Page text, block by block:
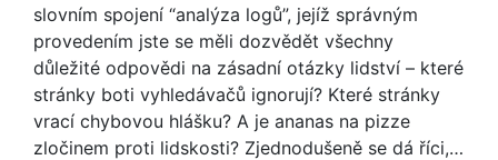
slovním spojení “analýza logů”, jejíž správným
provedením jste se měli dozvědět všechny
důležité odpovědi na zásadní otázky lidství – které
stránky boti vyhledávačů ignorují? Které stránky
vrací chybovou hlášku? A je ananas na pizze
zločinem proti lidskosti? Zjednodušeně se dá říci,…